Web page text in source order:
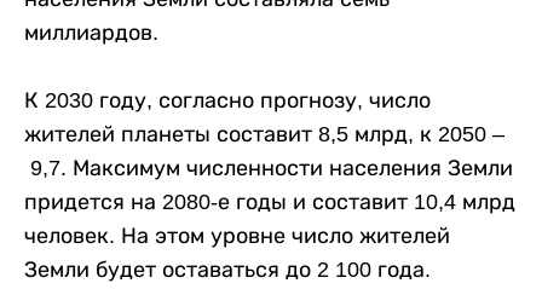
миллиардов.
К 2030 году, согласно прогнозу, число
жителей планеты составит 8,5 млрд, к 2050 –
9,7. Максимум численности населения Земли
придется на 2080-е годы и составит 10,4 млрд
человек. На этом уровне число жителей
Земли будет оставаться до 2 100 года.